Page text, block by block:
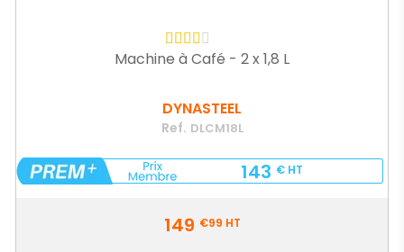
Machine à Café - 2 x 1,8 L
DYNASTEEL
Ref. DLCM18L
143 €HT
149 €99 HT